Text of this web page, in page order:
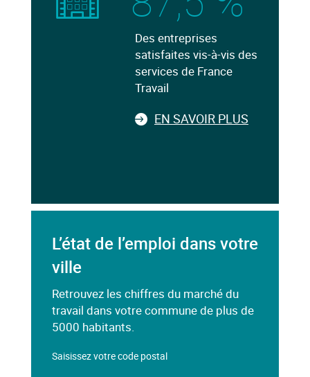
Des entreprises
satisfaites vis-à-vis des
services de France
Travail
EN SAVOIR PLUS
L’état de l’emploi dans votre
ville
Retrouvez les chiffres du marché du
travail dans votre commune de plus de
5000 habitants.
Saisissez votre code postal